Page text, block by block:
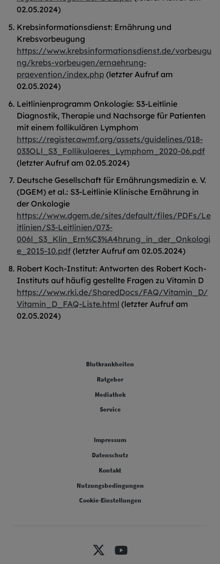
02.05.2024)
Krebsinformationsdienst: Ernährung und
Krebsvorbeugung
https://www.krebsinformationsdienst.de/vorbeugu
ng/krebs-vorbeugen/ernaehrung-
praevention/index.php (letzter Aufruf am
02.05.2024)
Leitlinienprogramm Onkologie: S3-Leitlinie
Diagnostik, Therapie und Nachsorge für Patienten
mit einem follikulären Lymphom
https://register.awmf.org/assets/guidelines/018-
033OLl_S3_Follikulaeres_Lymphom_2020-06.pdf
(letzter Aufruf am 02.05.2024)
Deutsche Gesellschaft für Ernährungsmedizin e. V.
(DGEM) et al.: S3-Leitlinie Klinische Ernährung in
der Onkologie
https://www.dgem.de/sites/default/files/PDFs/Le
itlinien/S3-Leitlinien/073-
006l_S3_Klin_Ern%C3%A4hrung_in_der_Onkologi
e_2015-10.pdf (letzter Aufruf am 02.05.2024)
Robert Koch-Institut: Antworten des Robert Koch-
Instituts auf häufig gestellte Fragen zu Vitamin D
https://www.rki.de/SharedDocs/FAQ/Vitamin_D/
Vitamin_D_FAQ-Liste.html (letzter Aufruf am
02.05.2024)
Blutkrankheiten
Ratgeber
Mediathek
Service
Impressum
Datenschutz
Kontakt
Nutzungsbedingungen
Cookie-Einstellungen